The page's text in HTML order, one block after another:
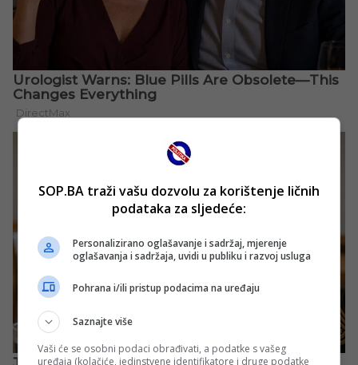
SOP.BA traži vašu dozvolu za korištenje ličnih
podataka za sljedeće:
Personalizirano oglašavanje i sadržaj, mjerenje
oglašavanja i sadržaja, uvidi u publiku i razvoj usluga
Pohrana i/ili pristup podacima na uređaju
Saznajte više
Vaši će se osobni podaci obrađivati, a podatke s vašeg
uređaja (kolačiće, jedinstvene identifikatore i druge podatke